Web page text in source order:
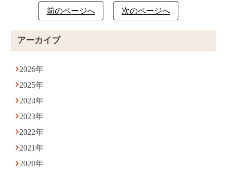
アーカイブ
2026年
2025年
2024年
2023年
2022年
2021年
2020年
前のページへ 次のページへ